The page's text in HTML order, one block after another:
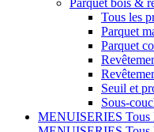
Parquet bois &
Tous les
Parquet
Parquet
Seuil et
Sous-
MENUISERIES Tous